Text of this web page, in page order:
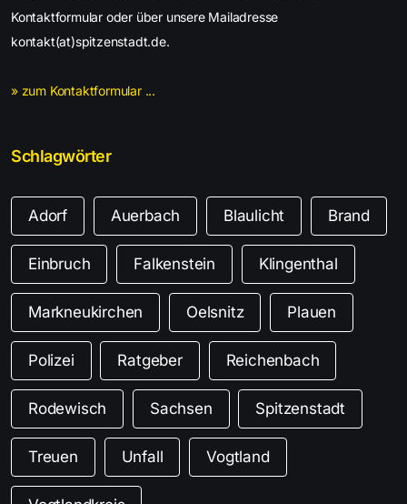
Kontaktformular oder über unsere Mailadresse
kontakt(at)spitzenstadt.de.
» zum Kontaktformular ...
Schlagwörter
Adorf Auerbach Blaulicht Brand
Einbruch Falkenstein Klingenthal
Markneukirchen Oelsnitz Plauen
Polizei Ratgeber Reichenbach
Rodewisch Sachsen Spitzenstadt
Treuen Unfall Vogtland